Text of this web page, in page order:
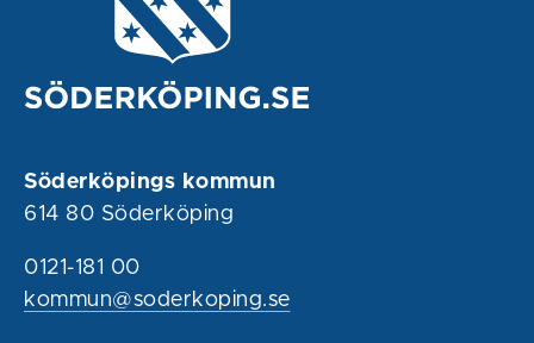
Söderköpings kommun
614 80 Söderköping
0121-181 00
kommun@soderkoping.se